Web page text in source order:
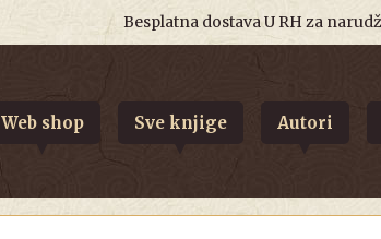
Besplatna dostava U RH za
Web shop Sve knjige Autori